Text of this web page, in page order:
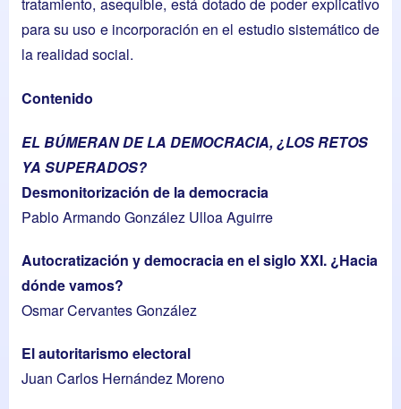
para su uso e incorporación en el estudio sistemático de
la realidad social.
Contenido
EL BÚMERAN DE LA DEMOCRACIA, ¿LOS RETOS
YA SUPERADOS?
Desmonitorización de la democracia
Pablo Armando González Ulloa Aguirre
Autocratización y democracia en el siglo XXI. ¿Hacia
dónde vamos?
Osmar Cervantes González
El autoritarismo electoral
Juan Carlos Hernández Moreno